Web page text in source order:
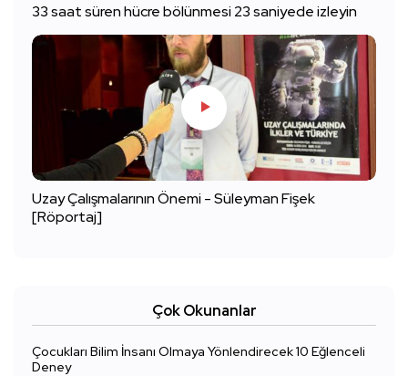
33 saat süren hücre bölünmesi 23 saniyede izleyin
Uzay Çalışmalarının Önemi - Süleyman Fişek
[Röportaj]
Çok Okunanlar
Çocukları Bilim İnsanı Olmaya Yönlendirecek 10 Eğlenceli
Deney